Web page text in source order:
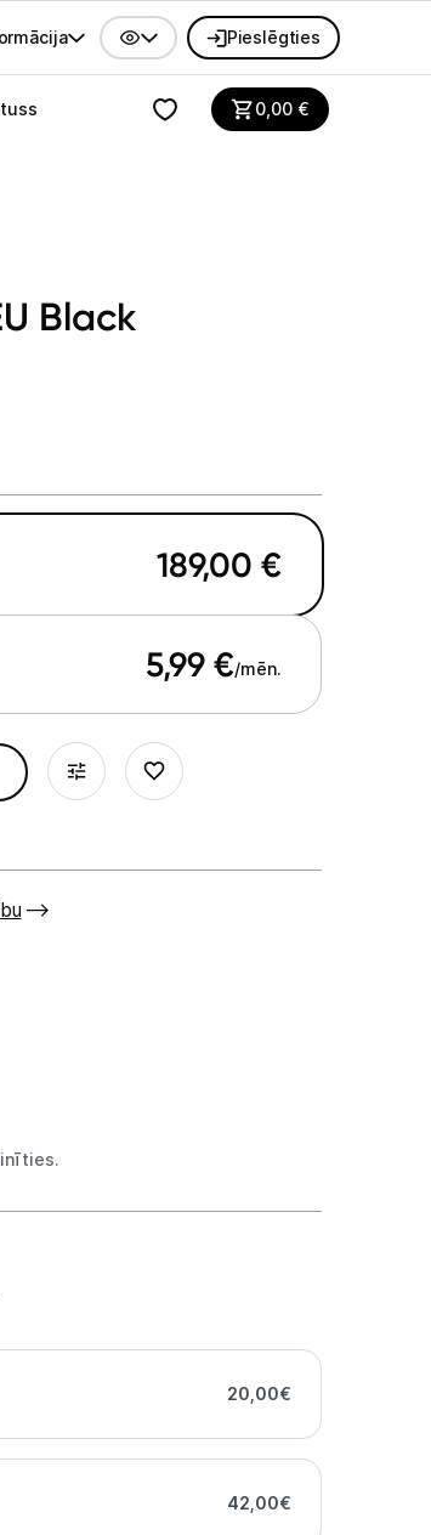
izvēlne Pieslēgties
0,00€
Black
189,00 €
5,99 €/mēn.
20,00€
42,00€